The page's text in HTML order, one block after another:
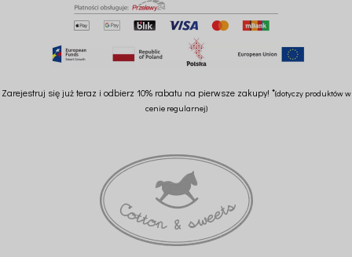
Zarejestruj się już teraz i odbierz 10% rabatu na pierwsze zakupy! *(dotyczy produktów w
cenie regularnej)